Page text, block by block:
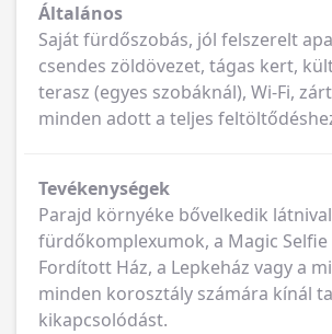
Általános
Saját fürdőszobás, jól felszerelt
csendes zöldövezet, tágas kert,
terasz (egyes szobáknál), Wi-Fi,
minden adott a teljes
Tevékenységek
Parajd környéke bővelkedik
fürdőkomplexumok, a Magic Selfie
Fordított Ház, a Lepkeház vagy a
minden korosztály számára kínál
kikapcsolódást.